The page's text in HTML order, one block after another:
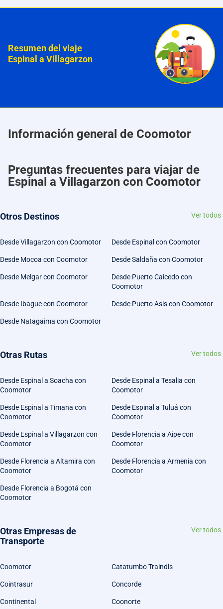
Resumen del viaje
Espinal a Villagarzon
Información general de Coomotor
Preguntas frecuentes para viajar de
Espinal a Villagarzon con Coomotor
Otros Destinos Ver todos
Desde Villagarzon con Coomotor Desde Espinal con Coomotor
Desde Mocoa con Coomotor Desde Saldaña con Coomotor
Desde Melgar con Coomotor
Desde Puerto Caicedo con
Coomotor
Desde Ibague con Coomotor Desde Puerto Asis con Coomotor
Desde Natagaima con Coomotor
Otras Rutas Ver todos
Desde Espinal a Soacha con
Coomotor
Desde Espinal a Tesalia con
Coomotor
Desde Espinal a Timana con
Coomotor
Desde Espinal a Tuluá con
Coomotor
Desde Espinal a Villagarzon con
Coomotor
Desde Florencia a Aipe con
Coomotor
Desde Florencia a Altamira con
Coomotor
Desde Florencia a Armenia con
Coomotor
Desde Florencia a Bogotá con
Coomotor
Otras Empresas de
Transporte
Ver todos
Coomotor Catatumbo Traindls
Cointrasur Concorde
Continental Coonorte